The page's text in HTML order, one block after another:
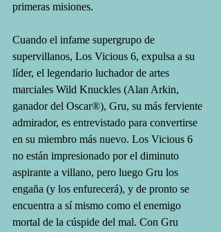
primeras misiones.
Cuando el infame supergrupo de
supervillanos, Los Vicious 6, expulsa a su
líder, el legendario luchador de artes
marciales Wild Knuckles (Alan Arkin,
ganador del Oscar®), Gru, su más ferviente
admirador, es entrevistado para convertirse
en su miembro más nuevo. Los Vicious 6
no están impresionado por el diminuto
aspirante a villano, pero luego Gru los
engaña (y los enfurecerá), y de pronto se
encuentra a sí mismo como el enemigo
mortal de la cúspide del mal. Con Gru